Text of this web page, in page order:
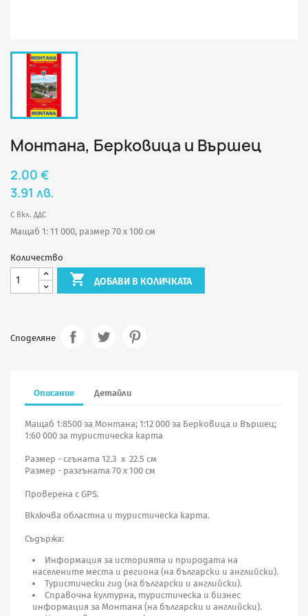
Монтана, Берковица и Вършец
2.00 €
3.91 лв.
С вкл. ДДС
Мащаб 1: 11 000, размер 70 х 100 см
Количество
 ДОБАВИ В КОЛИЧКАТА
Споделяне
Описание Детайли
Мащаб 1:8500 за Монтана; 1:12 000 за Берковица и Вършец;
1:60 000 за туристическа карта
Размер - сгъната 12.3 х 22.5 см
Размер - разгъната 70 х 100 см
Проверена с GPS.
Включва областна и туристическа карта.
Съдържа:
Информация за историята и природата на
населените места и региона (на български и английски).
Туристически гид (на български и английски).
Справочна културна, туристическа и бизнес
информация за Монтана (на български и английски).